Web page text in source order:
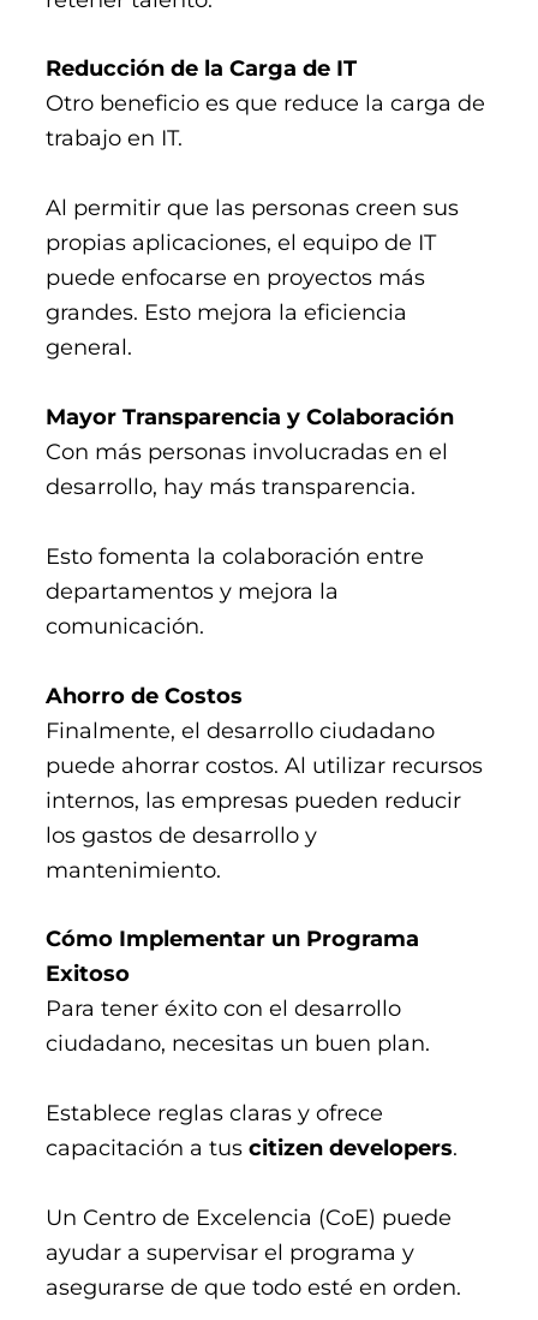
Reducción de la Carga de IT
Otro beneficio es que reduce la carga de
trabajo en IT.
Al permitir que las personas creen sus
propias aplicaciones, el equipo de IT
puede enfocarse en proyectos más
grandes. Esto mejora la eficiencia
general​​.
Mayor Transparencia y Colaboración
Con más personas involucradas en el
desarrollo, hay más transparencia.
Esto fomenta la colaboración entre
departamentos y mejora la
comunicación​​.
Ahorro de Costos
Finalmente, el desarrollo ciudadano
puede ahorrar costos. Al utilizar recursos
internos, las empresas pueden reducir
los gastos de desarrollo y
mantenimiento​​.
Cómo Implementar un Programa
Exitoso
Para tener éxito con el desarrollo
ciudadano, necesitas un buen plan.
Establece reglas claras y ofrece
capacitación a tus citizen developers.
Un Centro de Excelencia (CoE) puede
ayudar a supervisar el programa y
asegurarse de que todo esté en orden​.